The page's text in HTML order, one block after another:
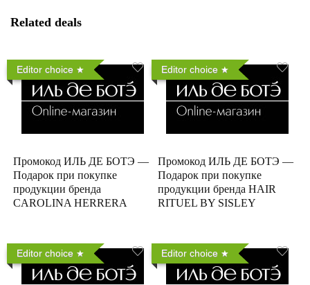
Related deals
Editor choice
Промокод ИЛЬ ДЕ БОТЭ —
Подарок при покупке
продукции бренда
CAROLINA HERRERA
Editor choice
Промокод ИЛЬ ДЕ БОТЭ —
Подарок при покупке
продукции бренда HAIR
RITUEL BY SISLEY
Editor choice Editor choice